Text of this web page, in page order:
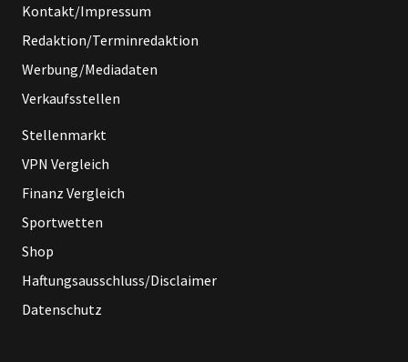
Kontakt/Impressum
Redaktion/Terminredaktion
Werbung/Mediadaten
Verkaufsstellen
Stellenmarkt
VPN Vergleich
Finanz Vergleich
Sportwetten
Shop
Haftungsausschluss/Disclaimer
Datenschutz